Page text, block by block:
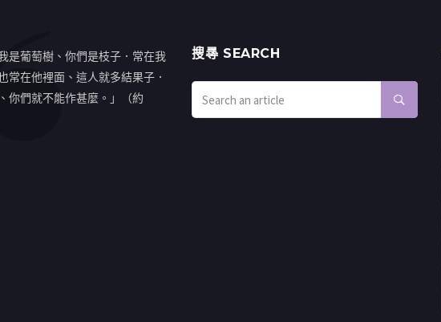
是葡萄樹、你們是枝子．常在我
常在他裡面、這人就多結果子．
你們就不能作甚麼。」（約
搜㝷 SEARCH